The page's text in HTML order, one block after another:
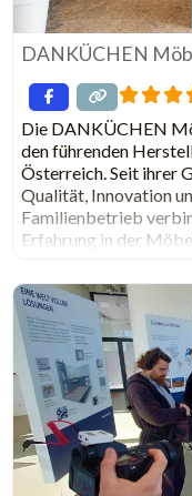
DANKÜCHEN
Die DANKÜCHEN
den führenden
Österreich. Seit ihrer
Qualität, Innovation
Familienbetrieb
Erfahrung in der
Funktionalität,
auf die Bedürfnisse der